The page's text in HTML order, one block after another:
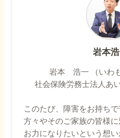
岩本
岩本 浩一 （いわ
社会保険労務士法人あ
このたび、障害をお持ち
方々やそのご家族の皆様
お力になりたいという想